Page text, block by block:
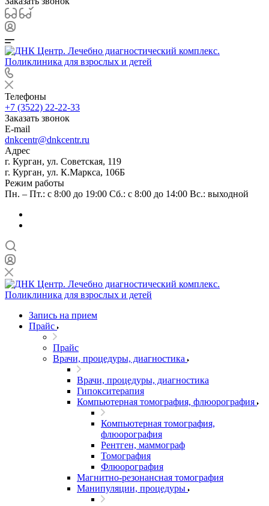
Телефоны
+7 (3522) 22-22-33
Заказать звонок
E-mail
dnkcentr@dnkcentr.ru
Адрес
г. Курган, ул. Советская, 119
г. Курган, ул. К.Маркса, 106Б
Режим работы
Пн. – Пт.: с 8:00 до 19:00 Сб.: с 8:00 до 14:00 Вс.: выходной
Запись на прием
Прайс
Прайс
Врачи, процедуры, диагностика
Врачи, процедуры, диагностика
Гипокситерапия
Компьютерная томография, флюорография
Компьютерная томография,
флюорография
Рентген, маммограф
Томография
Флюорография
Магнитно-резонансная томография
Манипуляции, процедуры